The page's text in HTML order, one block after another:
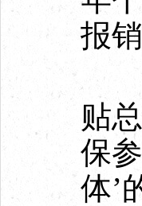
报
“结
贴
保
体’